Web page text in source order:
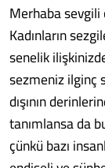
Merhaba
Kadınların
senelik
sezmeniz ilginç
dışının
tanımlansa da
çünkü bazı